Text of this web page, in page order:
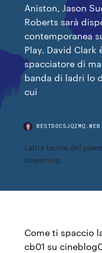
Aniston, Jason
Roberts sarà
contemporanea
Play. David Clark
spacciatore di
banda di ladri lo
cui
Laltra faccia del
streaming
Come ti spaccio
cb01 su